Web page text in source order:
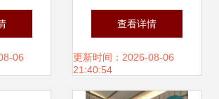
京博
格、
06
制造厂家 优质机械
设备的选择指南
查看详情
更新时间：2026-08-06
21:40:54